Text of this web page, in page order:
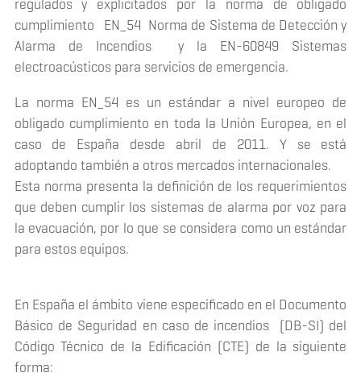
regulados y explicitados por la norma de obligado
cumplimiento EN_54 Norma de Sistema de Detección y
Alarma de Incendios y la EN-60849 Sistemas
electroacústicos para servicios de emergencia.
La norma EN_54 es un estándar a nivel europeo de
obligado cumplimiento en toda la Unión Europea, en el
caso de España desde abril de 2011. Y se está
adoptando también a otros mercados internacionales.
Esta norma presenta la definición de los requerimientos
que deben cumplir los sistemas de alarma por voz para
la evacuación, por lo que se considera como un estándar
para estos equipos.
En España el ámbito viene especificado en el Documento
Básico de Seguridad en caso de incendios (DB-SI) del
Código Técnico de la Edificación (CTE) de la siguiente
forma: